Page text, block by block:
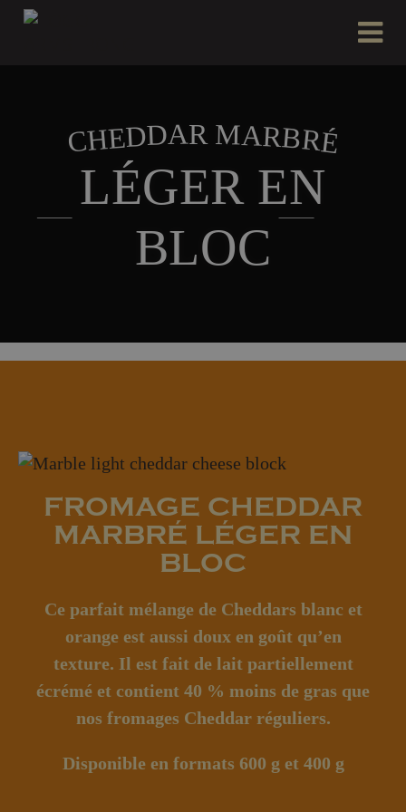
CHEDDAR MARBRÉ
LÉGER EN
BLOC
FROMAGE CHEDDAR
MARBRÉ LÉGER EN
BLOC
Ce parfait mélange de Cheddars blanc et
orange est aussi doux en goût qu’en
texture. Il est fait de lait partiellement
écrémé et contient 40 % moins de gras que
nos fromages Cheddar réguliers.
Disponibleen formats 600 g et 400 g